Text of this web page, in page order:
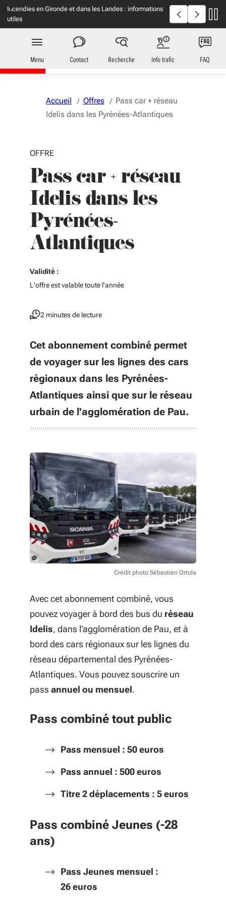
Vous naviguez en mode anonymisé, plus d'infos
Incendies en Gironde et dans les Landes : informations
utiles
Incendies :
Transports
en Nouvelle-Aquitaine
Menu Contact Recherche Info trafic FAQ
Accueil Offres
Pass car + réseau
Idelis dans les Pyrénées-Atlantiques
OFFRE
Pass car + réseau
Idelis dans les
Pyrénées-
Atlantiques
Validité :
L'offre est valable toute l'année
2 minutes de lecture
Cet abonnement combiné permet
de voyager sur les lignes des cars
régionaux dans les Pyrénées-
Atlantiques ainsi que sur le réseau
urbain de l'agglomération de Pau.
Crédit photo Sébastien Ortola
Avec cet abonnement combiné, vous
pouvez voyager à bord des bus du réseau
Idelis, dans l'agglomération de Pau, et à
bord des cars régionaux sur les lignes du
réseau départemental des Pyrénées-
Atlantiques. Vous pouvez souscrire un
pass annuel ou mensuel.
Pass combiné tout public
Pass mensuel : 50 euros
Pass annuel : 500 euros
Titre 2 déplacements : 5 euros
Pass combiné Jeunes (-28
ans)
Pass Jeunes mensuel :
26 euros